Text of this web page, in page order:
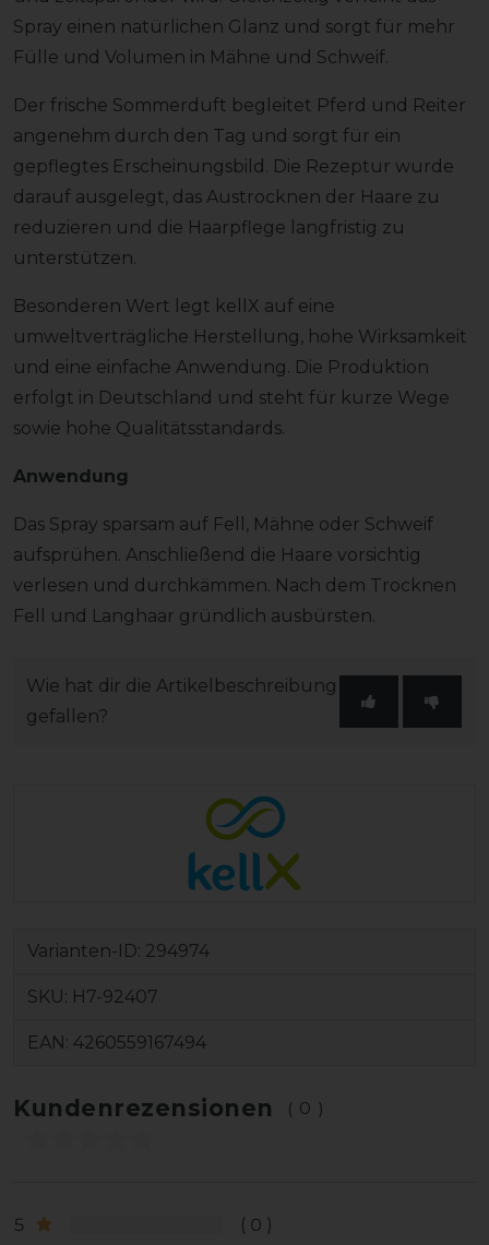
Spray einen natürlichen Glanz und sorgt für mehr
Fülle und Volumen in Mähne und Schweif.
Der frische Sommerduft begleitet Pferd und Reiter
angenehm durch den Tag und sorgt für ein
gepflegtes Erscheinungsbild. Die Rezeptur wurde
darauf ausgelegt, das Austrocknen der Haare zu
reduzieren und die Haarpflege langfristig zu
unterstützen.
Besonderen Wert legt kellX auf eine
umweltverträgliche Herstellung, hohe Wirksamkeit
und eine einfache Anwendung. Die Produktion
erfolgt in Deutschland und steht für kurze Wege
sowie hohe Qualitätsstandards.
Anwendung
Das Spray sparsam auf Fell, Mähne oder Schweif
aufsprühen. Anschließend die Haare vorsichtig
verlesen und durchkämmen. Nach dem Trocknen
Fell und Langhaar gründlich ausbürsten.
Wie hat dir die Artikelbeschreibung
gefallen?
Varianten-ID: 294974
SKU: H7-92407
EAN: 4260559167494
Kundenrezensionen (0)
5
0